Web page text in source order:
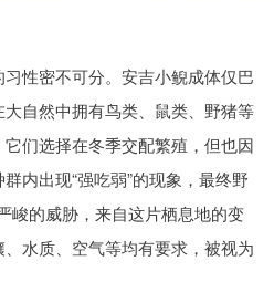
性密不可分。安吉小鲵成体仅巴
自然中拥有鸟类、鼠类、野猪等
们选择在冬季交配繁殖，但也因
内出现“强吃弱”的现象，最终野
峻的威胁，来自这片栖息地的变
水质、空气等均有要求，被视为